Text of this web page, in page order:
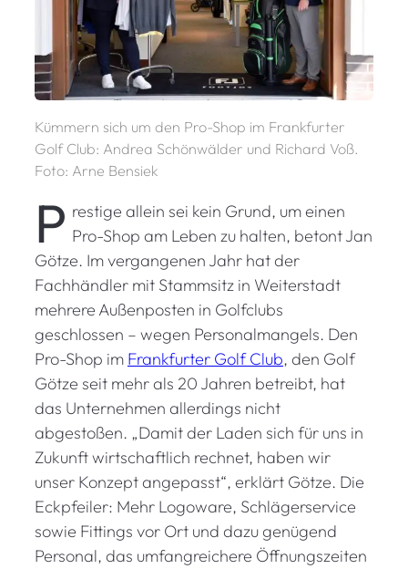
Kümmern sich um den Pro-Shop im Frankfurter
Golf Club: Andrea Schönwälder und Richard Voß.
Foto: Arne Bensiek
P restige allein sei kein Grund, um einen
Pro-Shop am Leben zu halten, betont Jan
Götze. Im vergangenen Jahr hat der
Fachhändler mit Stammsitz in Weiterstadt
mehrere Außenposten in Golfclubs
geschlossen – wegen Personalmangels. Den
Pro-Shop im Frankfurter Golf Club, den Golf
Götze seit mehr als 20 Jahren betreibt, hat
das Unternehmen allerdings nicht
abgestoßen. „Damit der Laden sich für uns in
Zukunft wirtschaftlich rechnet, haben wir
unser Konzept angepasst“, erklärt Götze. Die
Eckpfeiler: Mehr Logoware, Schlägerservice
sowie Fittings vor Ort und dazu genügend
Personal, das umfangreichere Öffnungszeiten